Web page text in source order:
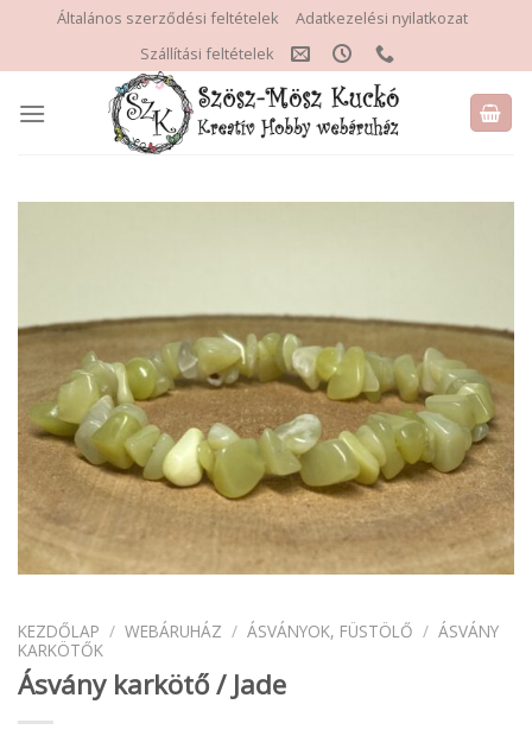
content
Általános szerződési feltételek
Adatkezelési nyilatkozat
Szállítási feltételek
KEZDŐLAP / WEBÁRUHÁZ / ÁSVÁNYOK, FÜSTÖLŐ / ÁSVÁNY
KARKÖTŐK
Ásvány karkötő / Jade